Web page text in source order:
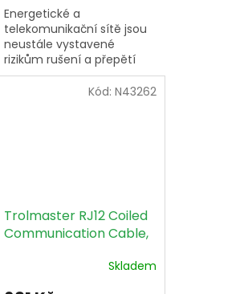
Energetické a
telekomunikační sítě jsou
neustále vystavené
rizikům rušení a přepětí
různého druhu, které jsou
častou příčinou poruch a
Trolmaster RJ12 Coiled
Communication Cable,
Skladem
Kód: N43262